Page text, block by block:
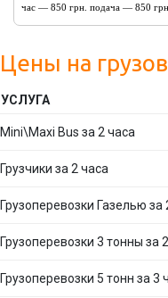
час — 850 грн. подача — 850 грн.
Цены на
УСЛУГА
Mini\Maxi Bus за 2 часа
Грузчики за 2 часа
Грузоперевозки Газелью за
Грузоперевозки 3 тонны за
Грузоперевозки 5 тонн за 3